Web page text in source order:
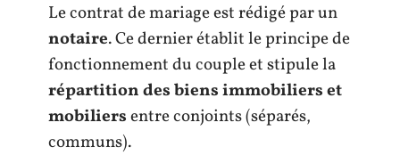
Le contrat de mariage est rédigé par un
notaire. Ce dernier établit le principe de
fonctionnement du couple et stipule la
répartition des biens immobiliers et
mobiliersentre conjoints (séparés,
communs).